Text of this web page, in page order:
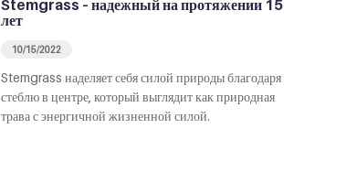
Stemgrass – надежный на протяжении 15
лет
10/15/2022
Stemgrass наделяет себя силой природы благодаря
стеблю в центре, который выглядит как природная
трава с энергичной жизненной силой.